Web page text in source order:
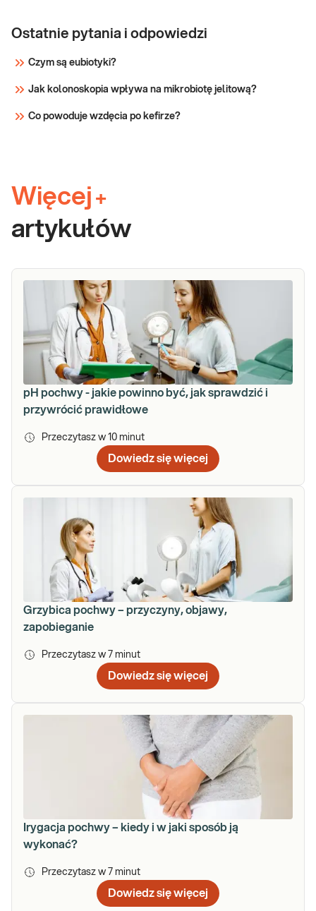
Ostatnie pytania i odpowiedzi
Czym są eubiotyki?
Jak kolonoskopia wpływa na mikrobiotę jelitową?
Co powoduje wzdęcia po kefirze?
Więcej +
artykułów
pH pochwy - jakie powinno być, jak sprawdzić i
przywrócić prawidłowe
Przeczytasz w 10 minut
Dowiedz się więcej
Grzybica pochwy – przyczyny, objawy,
zapobieganie
Przeczytasz w 7 minut
Dowiedz się więcej
Irygacja pochwy – kiedy i w jaki sposób ją
wykonać?
Przeczytasz w 7 minut
Dowiedz się więcej